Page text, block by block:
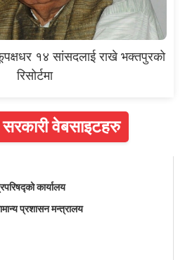
१४ सांसदलाई राखे भक्तपुरको
रिसोर्टमा
सरकारी वेबसाइटहरु
कार्यालय
प्रशासन मन्त्रालय